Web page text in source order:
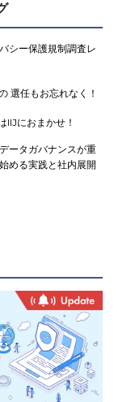
シー保護規制調査レ
選任もお忘れなく！
におまかせ！
ータガバナンスが重
める実践と社内展開